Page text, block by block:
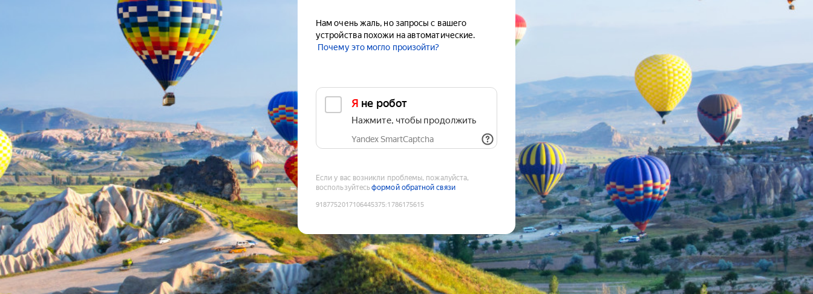
Нам очень жаль, но запросы с вашего
устройства похожи на автоматические.
Почему это могло произойти?
Я не робот
Нажмите, чтобы продолжить
Yandex SmartCaptcha
Если у вас возникли проблемы, пожалуйста,
воспользуйтесьформой обратной связи
9187752017106445375:1786175615